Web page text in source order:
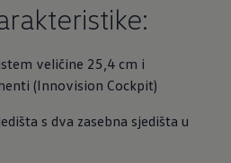
veličine 25,4 cm i
(Innovision Cockpit)
s dva zasebna sjedišta u